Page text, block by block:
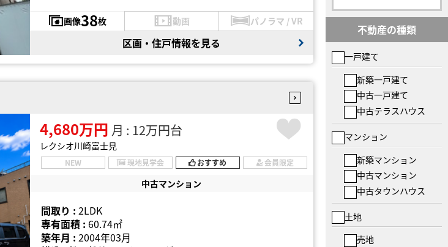
画像38枚 動画 パノラマ / VR
区画・住戸情報を見る
4,680万円 月 : 12万円台
レクシオ川崎富士見
NEW 現地見学会 おすすめ 会員限定
中古マンション
間取り : 2LDK
専有面積 : 60.74㎡
築年月 : 2004年03月
不動産の種類
一戸建て
新築一戸建て
中古一戸建て
中古テラスハウス
マンション
新築マンション
中古マンション
中古タウンハウス
土地
売地